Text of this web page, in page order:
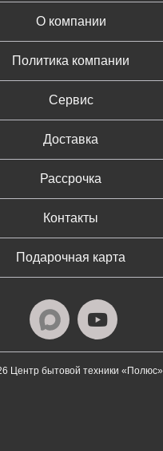
О компании
Политика компании
Сервис
Доставка
Рассрочка
Контакты
Подарочная карта
Центр бытовой техники «Полюс»